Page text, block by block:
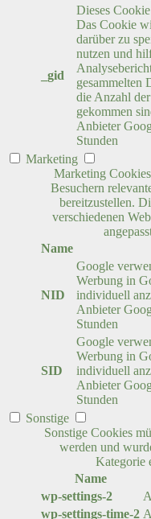
_gid
Dieses
Das Cookie
darüber zu
nutzen und
gesammelten
die Anzahl
gekommen
Anbieter
Stunden
Marketing
Marketing
Besuchern
bereitzustellen.
verschiedenen
Name
NID
Google
Werbung in
individuell
Anbieter
Stunden
SID
Google
Werbung in
individuell
Anbieter
Stunden
Sonstige
Sonstige Cookies
werden und
Kategorie
Name
wp-settings-2
wp-settings-time-2